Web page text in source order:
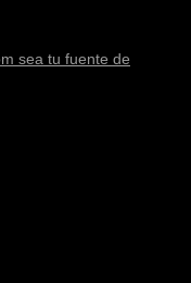
sea tu fuente de